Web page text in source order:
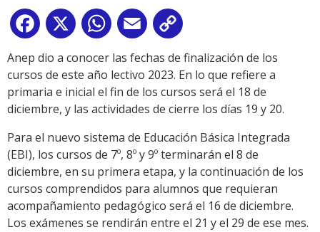
Facebook
X WhatsApp
Email
Link
Anep dio a conocer las fechas de finalización de los
cursos de este año lectivo 2023. En lo que refiere a
primaria e inicial el fin de los cursos será el 18 de
diciembre, y las actividades de cierre los días 19 y 20.
Para el nuevo sistema de Educación Básica Integrada
(EBI), los cursos de 7º, 8º y 9º terminarán el 8 de
diciembre, en su primera etapa, y la continuación de los
cursos comprendidos para alumnos que requieran
acompañamiento pedagógico será el 16 de diciembre.
Los exámenes se rendirán entre el 21 y el 29 de ese mes.